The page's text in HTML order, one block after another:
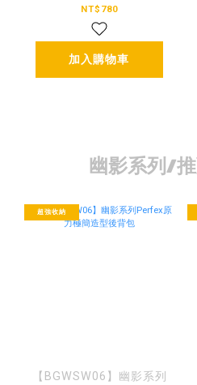
包
NT$780
加入購物車
幽影系列/
超強收納
【BGWSW06】幽影系列